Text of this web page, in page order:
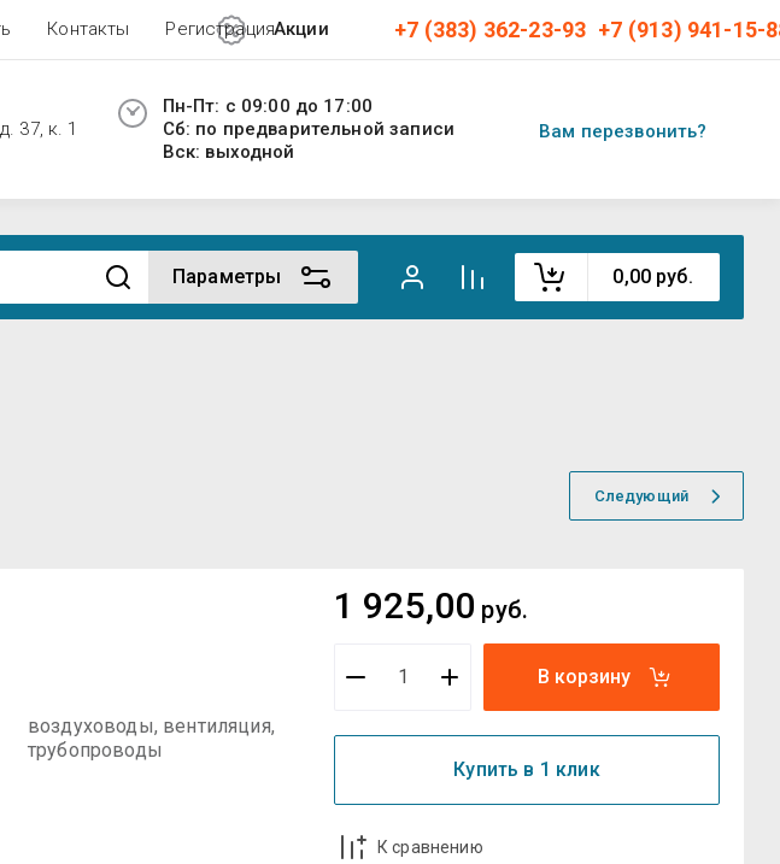
Контакты РегистрацияАкции +7 (383) 362-23-93 +7 (913) 941-15-
37, к. 1
Пн-Пт: с 09:00 до 17:00
Сб: по предварительной записи
Вск: выходной
Вам перезвонить?
Параметры 0,00 руб.
Следующий
воздуховоды, вентиляция,
трубопроводы
1 925,00 руб.
В корзину
Купить в 1 клик
К сравнению